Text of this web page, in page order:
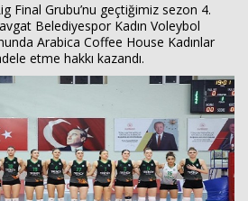
Final Grubu’nu geçtiğimiz sezon 4.
Belediyespor Kadın Voleybol
Arabica Coffee House Kadınlar
etme hakkı kazandı.
ANKETLER
FOTO GALERİ
VİDEO GALERİ
KÜNYE